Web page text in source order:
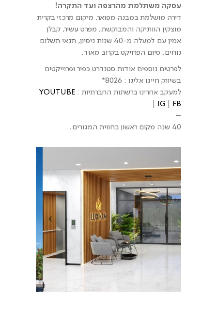
עסקה משתלמת מהרצפה ועד התקרה!
דירה מושלמת במבנה מפואר, מיקום מרכזי בקרית
מוצקין הוותיקה והמבוקשת, מפרט עשיר, קבלן
אמין עם למעלה מ-40 שנות ניסיון, תנאי תשלום
נוחים, סיום הפרויקט בקרוב מאוד.
לפרטים נוספים אודות סטנדרט כפיר ופרוייקטים
בשיווק חייגו אלינו : 8026*
למעקב אחרינו ברשתות החברתיות : YOUTUBE
| IG | FB
–
40 שנה מקום ראשון בחווית המגורים.